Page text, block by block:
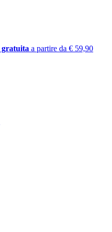
gratuita a partire da € 59,90